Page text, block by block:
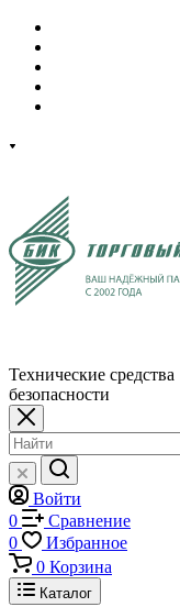
Технические средства
безопасности
Войти
0
Сравнение
0
Избранное
0 Корзина
Каталог